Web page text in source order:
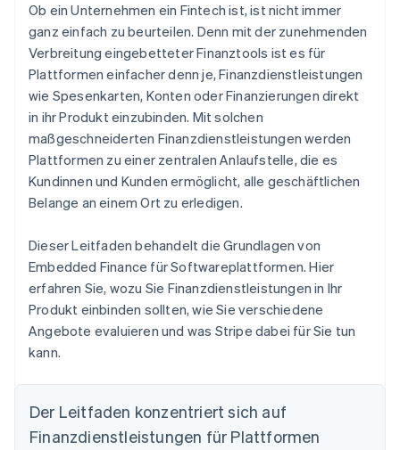
4. Ermöglicht eine einfache Integration
5. Optimiert das Compliance- und
Regulierungsmanagement
Ob ein Unternehmen ein Fintech ist, ist nicht immer
ganz einfach zu beurteilen. Denn mit der zunehmenden
Verbreitung eingebetteter Finanztools ist es für
Plattformen einfacher denn je, Finanzdienstleistungen
wie Spesenkarten, Konten oder Finanzierungen direkt
in ihr Produkt einzubinden. Mit solchen
maßgeschneiderten Finanzdienstleistungen werden
Plattformen zu einer zentralen Anlaufstelle, die es
Kundinnen und Kunden ermöglicht, alle geschäftlichen
Belange an einem Ort zu erledigen.
Dieser Leitfaden behandelt die Grundlagen von
Embedded Finance für Softwareplattformen. Hier
erfahren Sie, wozu Sie Finanzdienstleistungen in Ihr
Produkt einbinden sollten, wie Sie verschiedene
Angebote evaluieren und was Stripe dabei für Sie tun
kann.
Der Leitfaden konzentriert sich auf
Finanzdienstleistungen für Plattformen